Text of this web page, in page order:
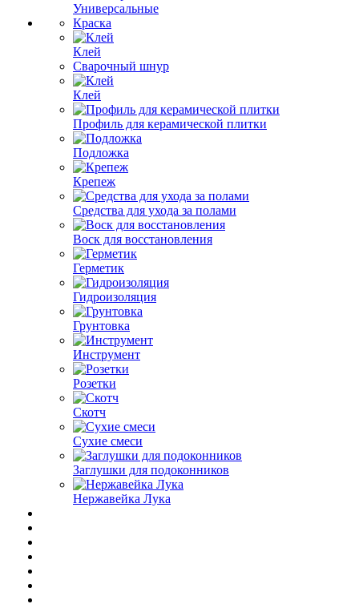
Универсальные
Краска
Клей
Сварочный шнур
Клей
Профиль для керамической плитки
Подложка
Крепеж
Средства для ухода за полами
Воск для восстановления
Герметик
Гидроизоляция
Грунтовка
Инструмент
Розетки
Скотч
Сухие смеси
Заглушки для подоконников
Нержавейка Лука